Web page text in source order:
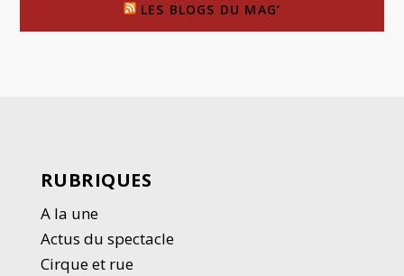
LES BLOGS DU MAG’
RUBRIQUES
A la une
Actus du spectacle
Cirque et rue